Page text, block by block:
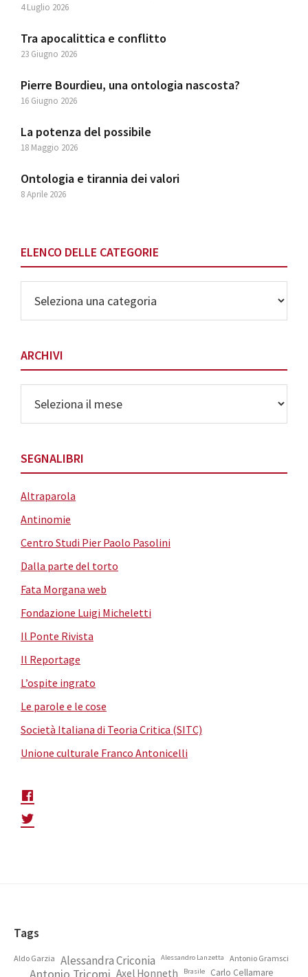
4 Luglio 2026
Tra apocalittica e conflitto
23 Giugno 2026
Pierre Bourdieu, una ontologia nascosta?
16 Giugno 2026
La potenza del possibile
18 Maggio 2026
Ontologia e tirannia dei valori
8 Aprile 2026
ELENCO DELLE CATEGORIE
delle
Categorie
ARCHIVI
SEGNALIBRI
Altraparola
Antinomie
Centro Studi Pier Paolo Pasolini
Dalla parte del torto
Fata Morgana web
Fondazione Luigi Micheletti
Il Ponte Rivista
Il Reportage
L’ospite ingrato
Le parole e le cose
Società Italiana di Teoria Critica (SITC)
Unione culturale Franco Antonicelli
Footer
Tags
Aldo Garzia Alessandra Criconia Alessandro Lanzetta Antonio Gramsci
Axel Honneth Brasile Carlo Cellamare